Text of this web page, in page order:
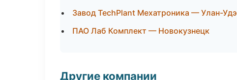
Завод TechPlant Мехатроника — Улан-Удэ
ПАО Лаб Комплект — Новокузнецк
Другие компании